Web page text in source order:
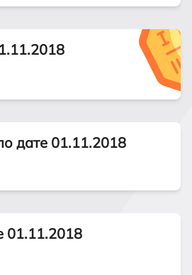
дате 01.11.2018
01.11.2018